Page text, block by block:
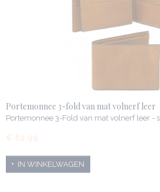
Portemonnee 3-fold van mat volnerf leer
Portemonnee 3-Fold van mat volnerf leer -
€ 82,99
IN WINKELWAGEN